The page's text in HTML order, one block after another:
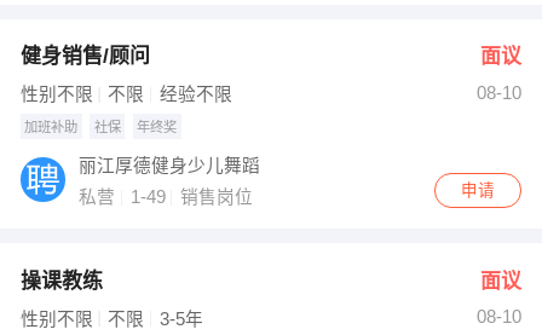
健身销售/顾问 面议
性别不限 不限 经验不限 08-10
加班补助 社保 年终奖
丽江厚德健身少儿舞蹈
私营
1-49 销售岗位 申请
操课教练 面议
性别不限 不限 3-5年 08-10